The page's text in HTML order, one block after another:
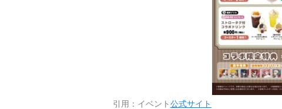
引用：イベント公式サイト